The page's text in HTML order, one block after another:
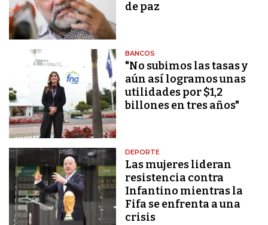
de paz
BANCOS
"No subimos las tasas y
aún así logramos unas
utilidades por $1,2
billones en tres años"
DEPORTE
Las mujeres lideran
resistencia contra
Infantino mientras la
Fifa se enfrenta a una
crisis